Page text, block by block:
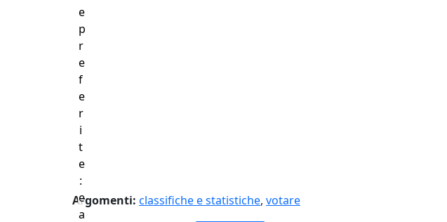
Argomenti: classifiche e statistiche, votare
e
p
r
e
f
e
r
i
t
e
:
e
a